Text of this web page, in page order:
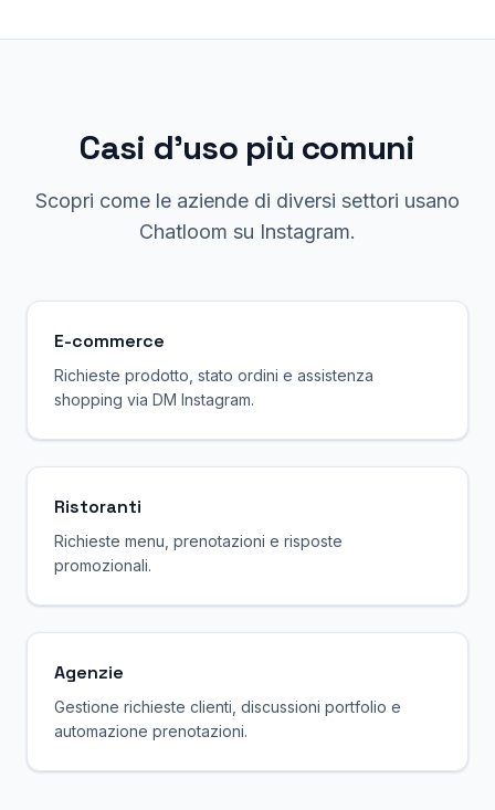
Casi d'uso più comuni
Scopri come le aziende di diversi settori usano
Chatloom su Instagram.
E-commerce
Richieste prodotto, stato ordini e assistenza
shopping via DM Instagram.
Ristoranti
Richieste menu, prenotazioni e risposte
promozionali.
Agenzie
Gestione richieste clienti, discussioni portfolio e
automazione prenotazioni.